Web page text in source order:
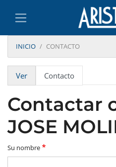
INICIO CONTACTO
Solapas
Ver Contacto
Contactar
JOSE
Su nombre